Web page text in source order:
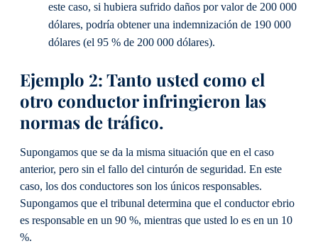
este caso, si hubiera sufrido daños por valor de 200 000
dólares, podría obtener una indemnización de 190 000
dólares (el 95 % de 200 000 dólares).
Ejemplo 2: Tanto usted como el
otro conductor infringieron las
normas de tráfico.
Supongamos que se da la misma situación que en el caso
anterior, pero sin el fallo del cinturón de seguridad. En este
caso, los dos conductores son los únicos responsables.
Supongamos que el tribunal determina que el conductor ebrio
es responsable en un 90 %, mientras que usted lo es en un 10
%.